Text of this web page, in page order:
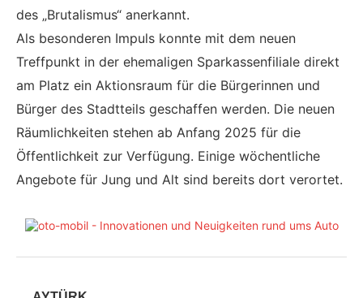
des „Brutalismus“ anerkannt.
Als besonderen Impuls konnte mit dem neuen
Treffpunkt in der ehemaligen Sparkassenfiliale direkt
am Platz ein Aktionsraum für die Bürgerinnen und
Bürger des Stadtteils geschaffen werden. Die neuen
Räumlichkeiten stehen ab Anfang 2025 für die
Öffentlichkeit zur Verfügung. Einige wöchentliche
Angebote für Jung und Alt sind bereits dort verortet.